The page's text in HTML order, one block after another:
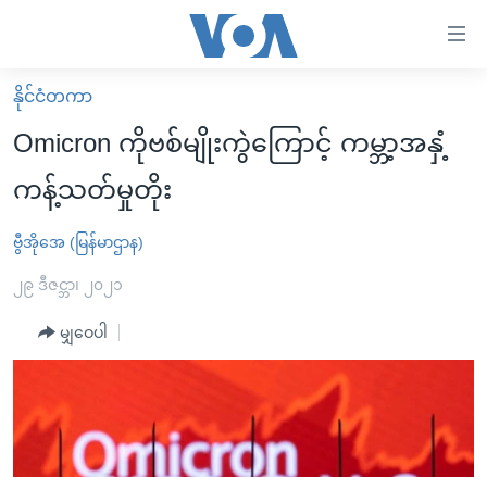
လွယ်ကူ
စေ
သည့်
များ
ပင်မ
ရန်
မူလစာမျက်နှာ
မြန်မာ
ကမ္ဘာ့သတင်းများ
နိုင်ငံတကာ
အစ္စရေး-ပါလက်စတိုင်း
ဗွီဒီယို
အင်္ဂလိပ်စာလေ့လာမယ်
မကြေးမုံရဲ့ အင်္ဂလိပ်စာ
ရုပ်ရှင်ထဲက အင်္ဂလိပ်စာ
ရေဒီယို
တီဗွီ
ရေဒီယိုနှင့်ရုပ်သံ အချက်အလက်များ
ရေဒီယို/တီဗွီအစီအစဉ်
နိုင်ငံတကာ
Omicron ကိုဗစ်မျိုးကွဲကြောင့် ကမ္ဘာ့အနှံ့
ကန့်သတ်မှုတိုး
ဗွီအိုအေ (မြန်မာဌာန)
၂၉ ဒီဇင္ဘာ၊ ၂၀၂၁
မျှဝေပါ